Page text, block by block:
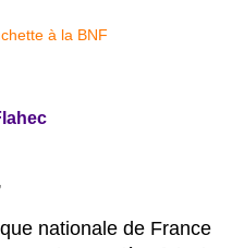
nationale de France